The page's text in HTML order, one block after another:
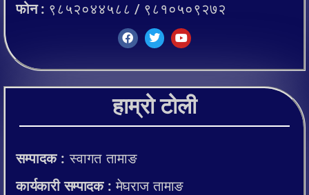
फोन : ९८५२०४४५८८ / ९८१०५०९२७२
हाम्रो टोली
सम्पादक :स्वागत तामाङ
कार्यकारी सम्पादक :मेघराज तामाङ